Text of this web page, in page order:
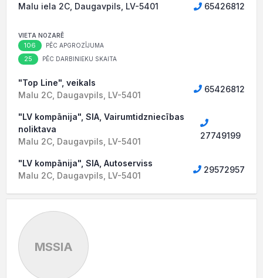
Malu iela 2C, Daugavpils, LV-5401 65426812
VIETA NOZARĒ
106 PĒC APGROZĪJUMA
25 PĒC DARBINIEKU SKAITA
"Top Line", veikals
Malu 2C, Daugavpils, LV-5401
65426812
"LV kompānija", SIA, Vairumtidzniecības
noliktava
Malu 2C, Daugavpils, LV-5401
27749199
"LV kompānija", SIA, Autoserviss
Malu 2C, Daugavpils, LV-5401
29572957
MSSIA